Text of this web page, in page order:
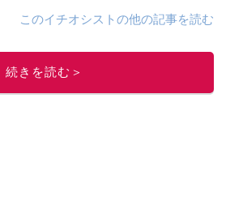
このイチオシストの他の記事を読む
続きを読む＞